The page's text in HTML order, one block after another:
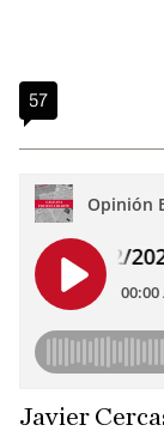
57
Javier